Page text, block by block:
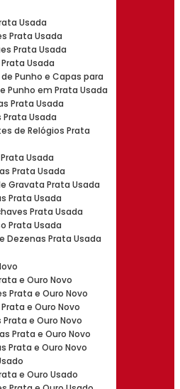
Usada
Prata Usada
Prata Usada
Usada
Punho e Capas para
Punho em Prata Usada
Prata Usada
Prata Usada
de Relógios Prata
Usada
Prata Usada
Gravata Prata Usada
Prata Usada
Prata Usada
Prata Usada
Dezenas Prata Usada
e Ouro Novo
Prata e Ouro Novo
e Ouro Novo
Prata e Ouro Novo
Prata e Ouro Novo
Prata e Ouro Novo
e Ouro Usado